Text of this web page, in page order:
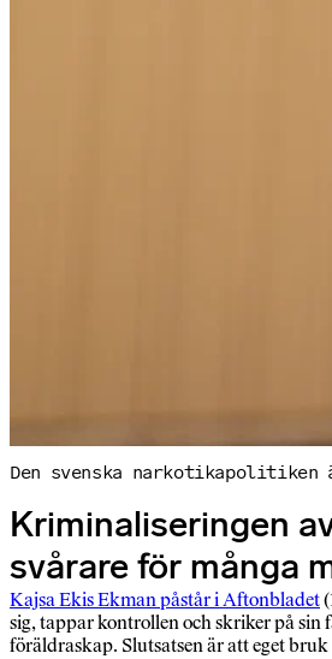
Den svenska
Kriminaliseringen
svårare för många
Kajsa Ekis Ekman påstår i Aftonbladet
sig, tappar kontrollen och skriker på sin
föräldraskap. Slutsatsen är att eget